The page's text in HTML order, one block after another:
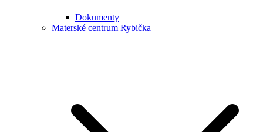
Dokumenty
Materské centrum Rybička